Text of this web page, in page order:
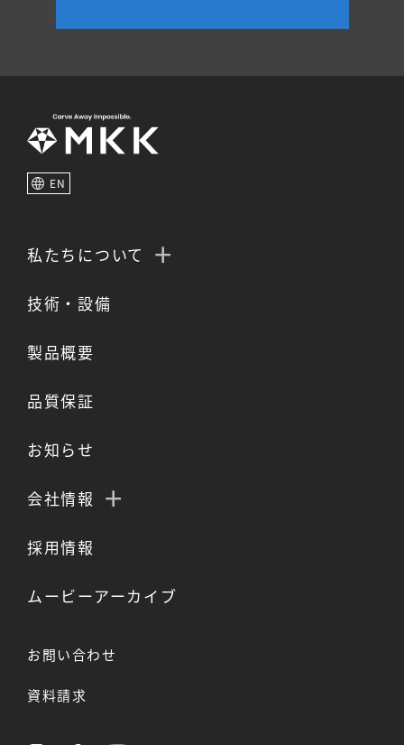
EN
私たちについて
技術・設備
製品概要
品質保証
お知らせ
会社情報
採用情報
ムービーアーカイブ
お問い合わせ
資料請求